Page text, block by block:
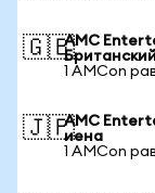
🇬🇧AMC
1 AMCon
🇯🇵AMC
иена
1 AMCon